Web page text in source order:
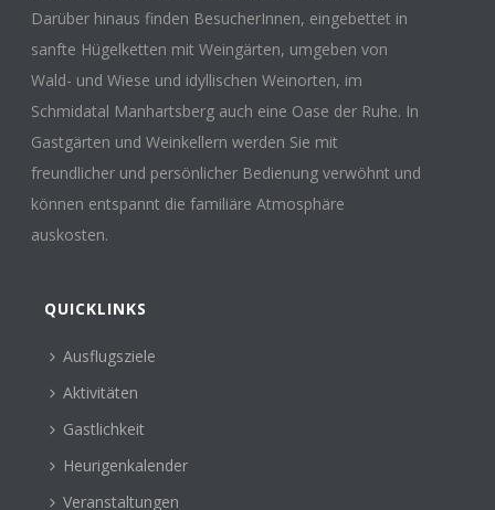
Darüber hinaus finden BesucherInnen, eingebettet in
sanfte Hügelketten mit Weingärten, umgeben von
Wald- und Wiese und idyllischen Weinorten, im
Schmidatal Manhartsberg auch eine Oase der Ruhe. In
Gastgärten und Weinkellern werden Sie mit
freundlicher und persönlicher Bedienung verwöhnt und
können entspannt die familiäre Atmosphäre
auskosten.
QUICKLINKS
Ausflugsziele
Aktivitäten
Gastlichkeit
Heurigenkalender
Veranstaltungen